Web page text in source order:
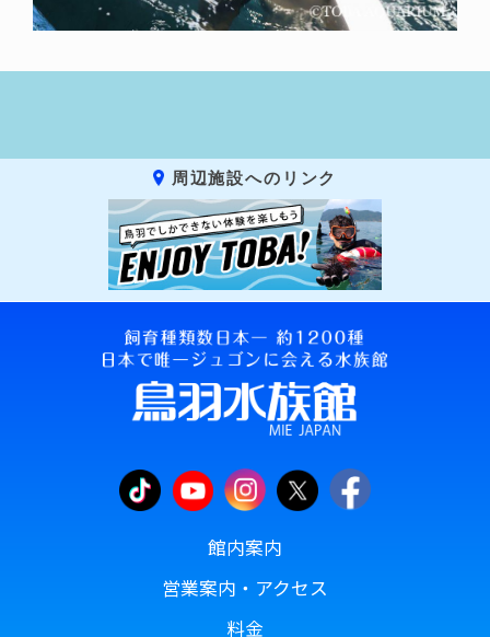
周辺施設へのリンク
館内案内
営業案内・アクセス
料金